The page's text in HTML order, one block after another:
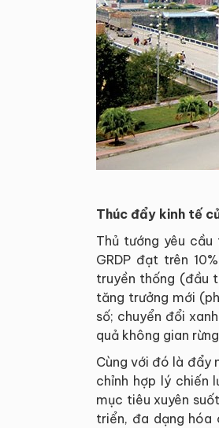
Thúc đẩy kinh tế
Thủ tướng yêu
GRDP đạt trên
truyền thống (đầu
tăng trưởng mới
số; chuyển đổi
quả không gian
Cùng với đó là đẩy
chỉnh hợp lý chiến
mục tiêu xuyên
triển, đa dạng hóa